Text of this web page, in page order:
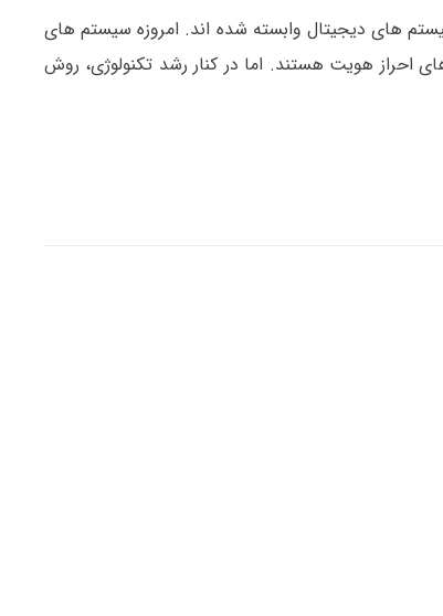
های دیجیتال وابسته شده اند. امروزه سیستم های
احراز هویت هستند. اما در کنار رشد تکنولوژی، روش